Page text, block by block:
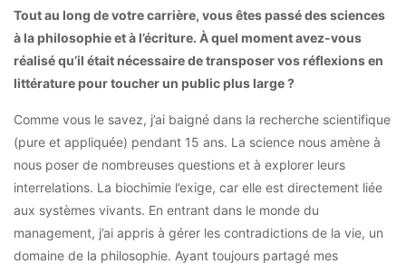
Tout au long de votre carrière, vous êtes passé des sciences
à la philosophie et à l’écriture. À quel moment avez-vous
réalisé qu’il était nécessaire de transposer vos réflexions en
littérature pour toucher un public plus large ?
Comme vous le savez, j’ai baigné dans la recherche scientifique
(pure et appliquée) pendant 15 ans. La science nous amène à
nous poser de nombreuses questions et à explorer leurs
interrelations. La biochimie l’exige, car elle est directement liée
aux systèmes vivants. En entrant dans le monde du
management, j’ai appris à gérer les contradictions de la vie, un
domaine de la philosophie. Ayant toujours partagé mes